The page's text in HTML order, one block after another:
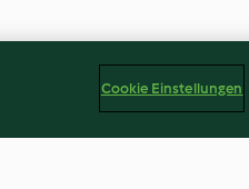
Cookie Einstellungen